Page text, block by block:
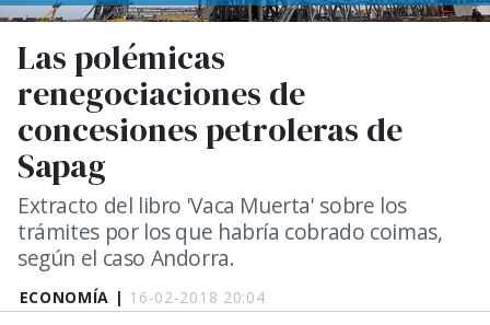
ECONOMÍA | 16-02-2018 20:04
Las polémicas
renegociaciones de
concesiones petroleras de
Sapag
Extracto del libro 'Vaca Muerta' sobre los
trámites por los que habría cobrado coimas,
según el caso Andorra.